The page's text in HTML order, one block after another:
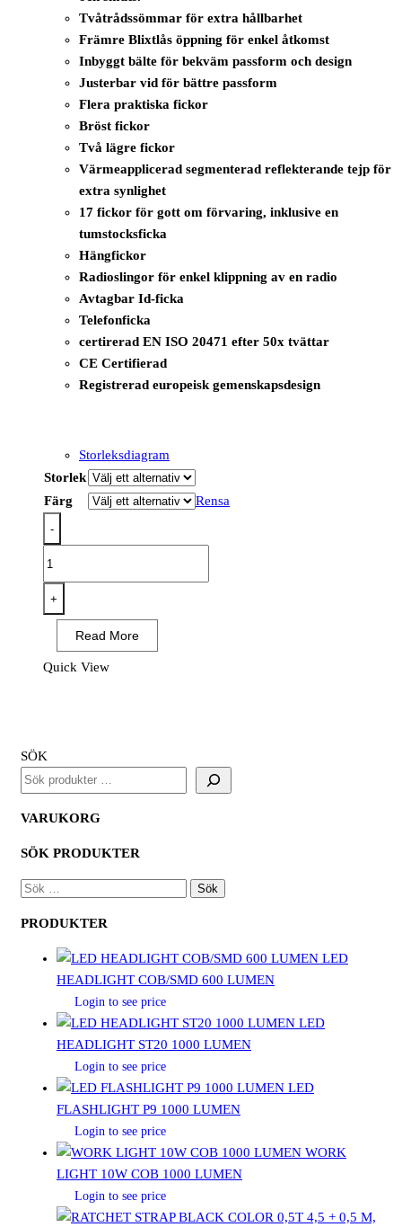
Tvåtrådssömmar för extra hållbarhet
Främre Blixtlås öppning för enkel åtkomst
Inbyggt bälte för bekväm passform och design
Justerbar vid för bättre passform
Flera praktiska fickor
Bröst fickor
Två lägre fickor
Värmeapplicerad segmenterad reflekterande tejp för
extra synlighet
17 fickor för gott om förvaring, inklusive en
tumstocksficka
Hängfickor
Radioslingor för enkel klippning av en radio
Avtagbar Id-ficka
Telefonficka
certirerad EN ISO 20471 efter 50x tvättar
CE Certifierad
Registrerad europeisk gemenskapsdesign
Storleksdiagram
Storlek
Färg
Rensa
-
PW3
Class
Tool
+
Read More
Quick View
SÖK
VARUKORG
SÖK PRODUKTER
SÖK
PRODUKTER
LED
HEADLIGHT COB/SMD 600 LUMEN
Login to see price
LED
HEADLIGHT ST20 1000 LUMEN
Login to see price
LED
FLASHLIGHT P9 1000 LUMEN
Login to see price
WORK
LIGHT 10W COB 1000 LUMEN
Login to see price